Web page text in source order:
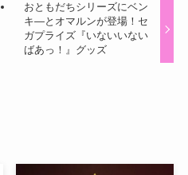
おともだちシリーズにベン
キ―とオマルンが登場！セ
ガプライズ『いないいない
ばあっ！』グッズ